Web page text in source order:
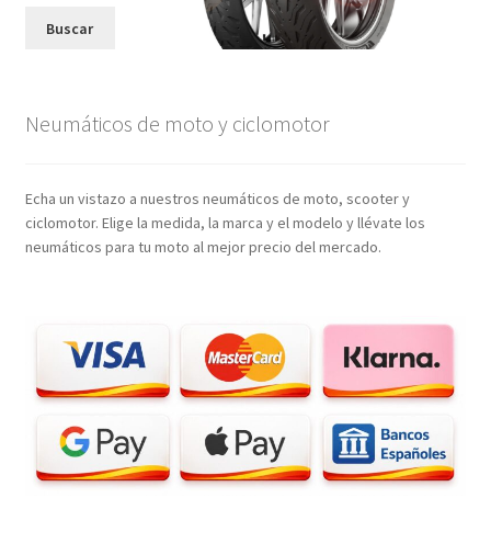
Buscar
Neumáticos de moto y ciclomotor
Echa un vistazo a nuestros neumáticos de moto, scooter y
ciclomotor. Elige la medida, la marca y el modelo y llévate los
neumáticos para tu moto al mejor precio del mercado.